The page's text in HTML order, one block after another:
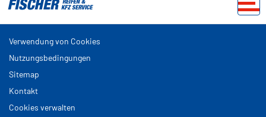
Verwendung von Cookies
Nutzungsbedingungen
Sitemap
Kontakt
Cookies verwalten